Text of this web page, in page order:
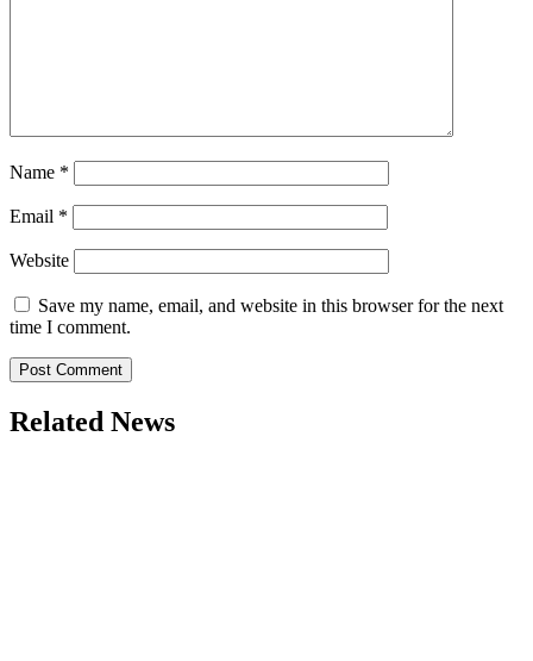
Name *
Email *
Website
Save my name, email, and website in this browser for the next
time I comment.
Related News